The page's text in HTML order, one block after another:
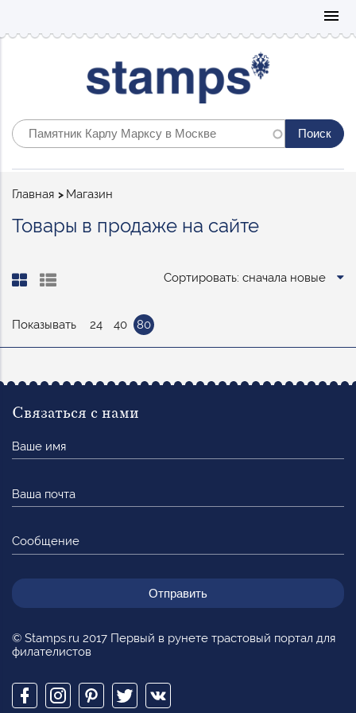
menu
Строка
Главная Магазин
Товары в продаже на сайте
Сортировать: сначала новые
Показывать 24 40 80
© Stamps.ru 2017 Первый в рунете трастовый портал для
филателистов
Связаться с нами
имя
почта
Сообщение